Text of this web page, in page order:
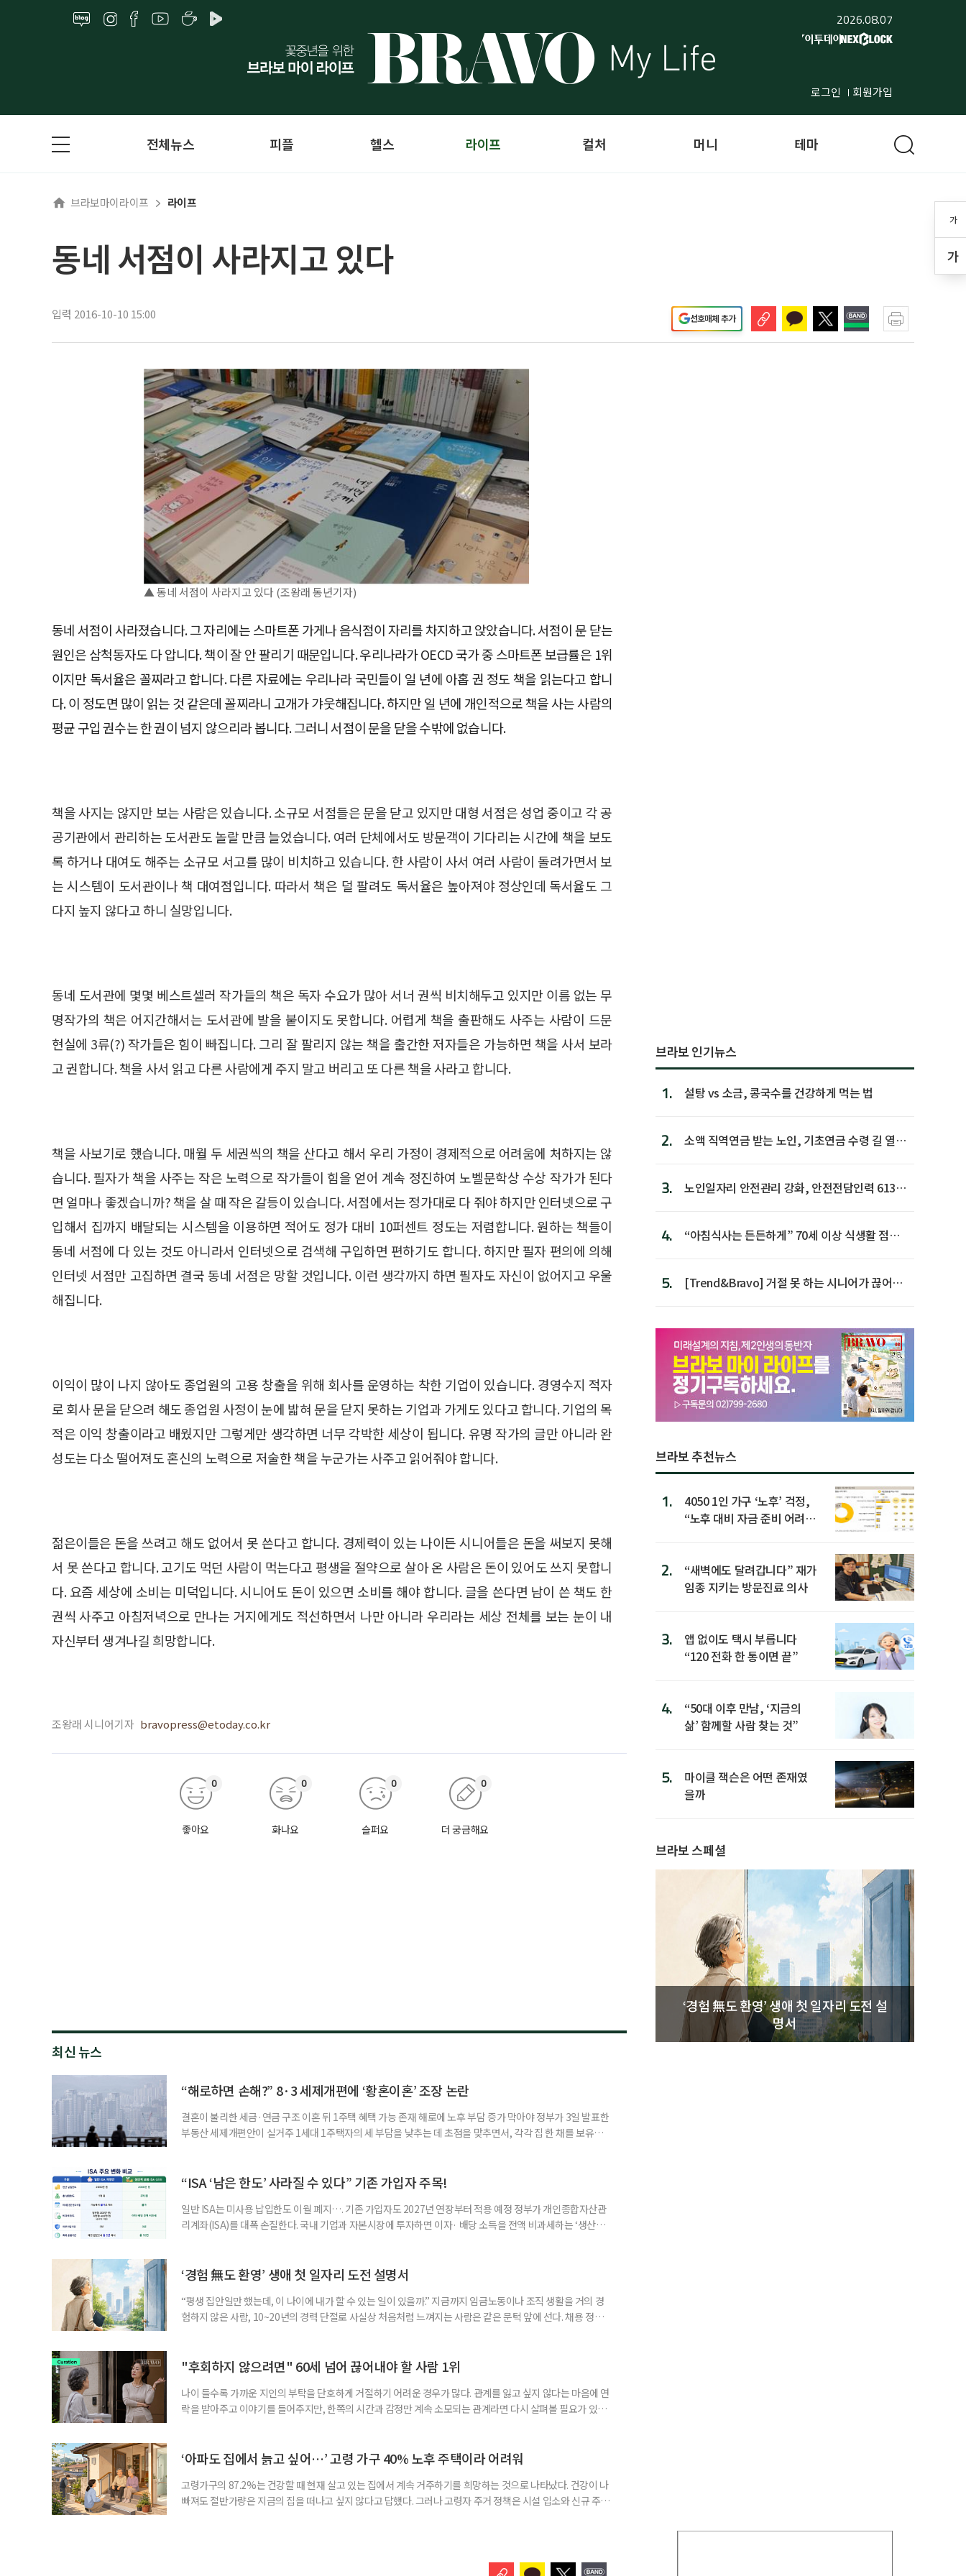
2026.08.07
로그인 회원가입
가
가
전체뉴스 피플 헬스 라이프 컬처 머니 테마
브라보마이라이프 라이프
동네 서점이 사라지고 있다
입력 2016-10-10 15:00 선호매체 추가
▲ 동네 서점이 사라지고 있다 (조왕래 동년기자)
동네 서점이 사라졌습니다. 그 자리에는 스마트폰 가게나 음식점이 자리를 차지하고 앉았습니다. 서점이 문 닫는
원인은 삼척동자도 다 압니다. 책이 잘 안 팔리기 때문입니다. 우리나라가 OECD 국가 중 스마트폰 보급률은 1위
이지만 독서율은 꼴찌라고 합니다. 다른 자료에는 우리나라 국민들이 일 년에 아홉 권 정도 책을 읽는다고 합니
다. 이 정도면 많이 읽는 것 같은데 꼴찌라니 고개가 갸웃해집니다. 하지만 일 년에 개인적으로 책을 사는 사람의
평균 구입 권수는 한 권이 넘지 않으리라 봅니다. 그러니 서점이 문을 닫을 수밖에 없습니다.
책을 사지는 않지만 보는 사람은 있습니다. 소규모 서점들은 문을 닫고 있지만 대형 서점은 성업 중이고 각 공
공기관에서 관리하는 도서관도 놀랄 만큼 늘었습니다. 여러 단체에서도 방문객이 기다리는 시간에 책을 보도
록 하거나 대여도 해주는 소규모 서고를 많이 비치하고 있습니다. 한 사람이 사서 여러 사람이 돌려가면서 보
는 시스템이 도서관이나 책 대여점입니다. 따라서 책은 덜 팔려도 독서율은 높아져야 정상인데 독서율도 그
다지 높지 않다고 하니 실망입니다.
동네 도서관에 몇몇 베스트셀러 작가들의 책은 독자 수요가 많아 서너 권씩 비치해두고 있지만 이름 없는 무
명작가의 책은 어지간해서는 도서관에 발을 붙이지도 못합니다. 어렵게 책을 출판해도 사주는 사람이 드문
현실에 3류(?) 작가들은 힘이 빠집니다. 그리 잘 팔리지 않는 책을 출간한 저자들은 가능하면 책을 사서 보라
고 권합니다. 책을 사서 읽고 다른 사람에게 주지 말고 버리고 또 다른 책을 사라고 합니다.
책을 사보기로 했습니다. 매월 두 세권씩의 책을 산다고 해서 우리 가정이 경제적으로 어려움에 처하지는 않
습니다. 필자가 책을 사주는 작은 노력으로 작가들이 힘을 얻어 계속 정진하여 노벨문학상 수상 작가가 된다
면 얼마나 좋겠습니까? 책을 살 때 작은 갈등이 있습니다. 서점에서는 정가대로 다 줘야 하지만 인터넷으로 구
입해서 집까지 배달되는 시스템을 이용하면 적어도 정가 대비 10퍼센트 정도는 저렴합니다. 원하는 책들이
동네 서점에 다 있는 것도 아니라서 인터넷으로 검색해 구입하면 편하기도 합니다. 하지만 필자 편의에 의해
인터넷 서점만 고집하면 결국 동네 서점은 망할 것입니다. 이런 생각까지 하면 필자도 자신이 없어지고 우울
해집니다.
이익이 많이 나지 않아도 종업원의 고용 창출을 위해 회사를 운영하는 착한 기업이 있습니다. 경영수지 적자
로 회사 문을 닫으려 해도 종업원 사정이 눈에 밟혀 문을 닫지 못하는 기업과 가게도 있다고 합니다. 기업의 목
적은 이익 창출이라고 배웠지만 그렇게만 생각하면 너무 각박한 세상이 됩니다. 유명 작가의 글만 아니라 완
성도는 다소 떨어져도 혼신의 노력으로 저술한 책을 누군가는 사주고 읽어줘야 합니다.
젊은이들은 돈을 쓰려고 해도 없어서 못 쓴다고 합니다. 경제력이 있는 나이든 시니어들은 돈을 써보지 못해
서 못 쓴다고 합니다. 고기도 먹던 사람이 먹는다고 평생을 절약으로 살아 온 사람은 돈이 있어도 쓰지 못합니
다. 요즘 세상에 소비는 미덕입니다. 시니어도 돈이 있으면 소비를 해야 합니다. 글을 쓴다면 남이 쓴 책도 한
권씩 사주고 아침저녁으로 만나는 거지에게도 적선하면서 나만 아니라 우리라는 세상 전체를 보는 눈이 내
자신부터 생겨나길 희망합니다.
조왕래 시니어기자 bravopress@etoday.co.kr
좋아요
0
화나요
0
슬퍼요
0
더 궁금해요
0
최신 뉴스
“해로하면 손해?” 8·3 세제개편에 ‘황혼이혼’ 조장 논란
결혼이 불리한 세금·연금 구조 이혼 뒤 1주택 혜택 가능 존재 해로에 노후 부담 증가 막아야 정부가 3일 발표한
부동산 세제개편안이 실거주 1세대 1주택자의 세 부담을 낮추는 데 초점을 맞추면서, 각각 집 한 채를 보유한
부가 각자 집 한 채씩을 보유하면 한 세대가 두 채를 가진 것으로 보지만, 실제 이혼해 주거와 생계를 분
“ISA ‘남은 한도’ 사라질 수 있다” 기존 가입자 주목!
일반 ISA는 미사용 납입한도 이월 폐지…. 기존 가입자도 2027년 연장부터 적용 예정 정부가 개인종합자산관
리계좌(ISA)를 대폭 손질한다. 국내 기업과 자본시장에 투자하면 이자· 배당 소득을 전액 비과세하는 ‘생산적
기 때문이다. 지난 3일 발표된 세제개편안이 국회 통과 후 그대로 시행된다면 법 시행 전 본
‘경험 無도 환영’ 생애 첫 일자리 도전 설명서
“평생 집안일만 했는데, 이 나이에 내가 할 수 있는 일이 있을까.” 지금까지 임금노동이나 조직 생활을 거의 경
험하지 않은 사람, 10~20년의 경력 단절로 사실상 처음처럼 느껴지는 사람은 같은 문턱 앞에 선다. 채용 정보를
경험이 풍부한 고령자는 중요한 국가 자원이다. 박경하 한국노인인력개발원 선임연구위
"후회하지 않으려면" 60세 넘어 끊어내야 할 사람 1위
나이 들수록 가까운 지인의 부탁을 단호하게 거절하기 어려운 경우가 많다. 관계를 잃고 싶지 않다는 마음에 연
락을 받아주고 이야기를 들어주지만, 한쪽의 시간과 감정만 계속 소모되는 관계라면 다시 살펴볼 필요가 있다.
게 여기며, 거절하는 순간 태도를 바꾸는 행동도 건강한 관계와는 거리가 멀다. 믿고 털어놓은 개인사나 약점을
‘아파도 집에서 늙고 싶어…’ 고령 가구 40% 노후 주택이라 어려워
고령가구의 87.2%는 건강할 때 현재 살고 있는 집에서 계속 거주하기를 희망하는 것으로 나타났다. 건강이 나
빠져도 절반가량은 지금의 집을 떠나고 싶지 않다고 답했다. 그러나 고령자 주거 정책은 시설 입소와 신규 주택
브라보 인기뉴스
1. 설탕 vs 소금, 콩국수를 건강하게 먹는 법
2.
소액 직역연금 받는 노인, 기초연금 수령 길 열린
3.
노인일자리 안전관리 강화, 안전전담인력 613명
4.
“아침식사는 든든하게” 70세 이상 식생활 점수
5.
[Trend&Bravo] 거절 못 하는 시니어가 끊어야
브라보 추천뉴스
1.
4050 1인 가구 ‘노후’ 걱정,
“노후 대비 자금 준비 어려
2.
“새벽에도 달려갑니다” 재가
임종 지키는 방문진료 의사
3.
앱 없이도 택시 부릅니다
“120 전화 한 통이면 끝”
4.
“50대 이후 만남, ‘지금의
삶’ 함께할 사람 찾는 것”
5.
마이클 잭슨은 어떤 존재였
을까
브라보 스페셜
‘경험 無도 환영’ 생애 첫 일자리 도전 설
명서